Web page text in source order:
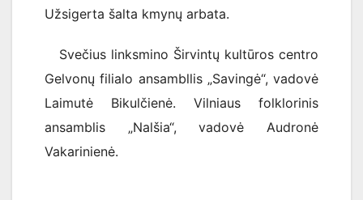
Užsigerta šalta kmynų arbata.
Svečius linksmino Širvintų kultūros centro
Gelvonų filialo ansambllis „Savingė“, vadovė
Laimutė Bikulčienė. Vilniaus folklorinis
ansamblis „Nalšia“, vadovė Audronė
Vakarinienė.